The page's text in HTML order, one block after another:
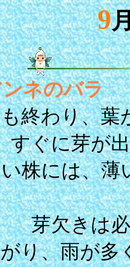
9
ネのバラ
わり、葉
すぐに芽が
株には、薄
芽欠きは
り、雨が多